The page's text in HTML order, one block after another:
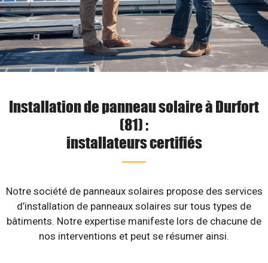
Installation de panneau solaire à Durfort
(81) :
installateurs certifiés
Notre société de panneaux solaires propose des services
d’installation de panneaux solaires sur tous types de
bâtiments. Notre expertise manifeste lors de chacune de
nos interventions et peut se résumer ainsi.